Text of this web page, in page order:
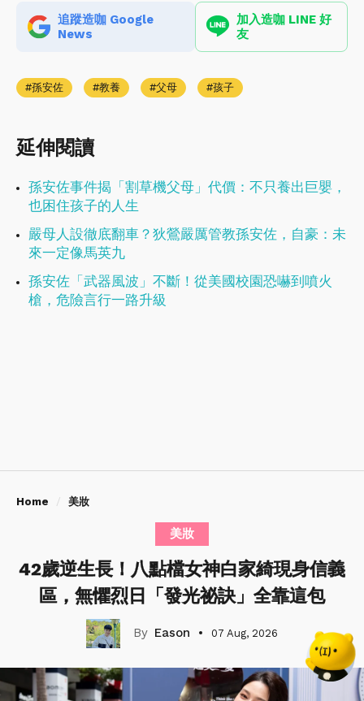
追蹤造咖 Google
News
加入造咖 LINE 好
友
孫安佐 教養 父母 孩子
延伸閱讀
孫安佐事件揭「割草機父母」代價：不只養出巨嬰，
也困住孩子的人生
嚴母人設徹底翻車？狄鶯嚴厲管教孫安佐，自豪：未
來一定像馬英九
孫安佐「武器風波」不斷！從美國校園恐嚇到噴火
槍，危險言行一路升級
Home 美妝
美妝
42歲逆生長！八點檔女神白家綺現身信義
區，無懼烈日「發光祕訣」全靠這包
Eason 07 Aug, 2026